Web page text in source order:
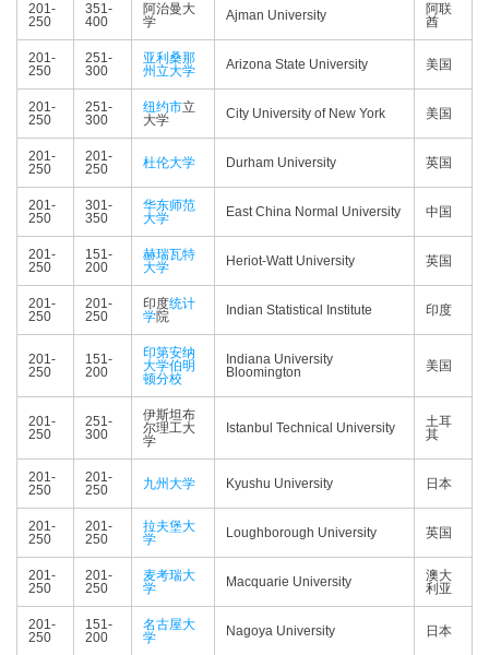
201-
250
351-
400
阿治曼大
学
Ajman University
阿联
酋
201-
250
251-
300
亚利桑那
州立大学
Arizona State University 美国
201-
250
251-
300
纽约市立
大学
City University of New York 美国
201-
250
201-
250
杜伦大学 Durham University 英国
201-
250
301-
350
华东师范
大学
East China Normal University 中国
201-
250
151-
200
赫瑞瓦特
大学
Heriot-Watt University 英国
201-
250
201-
250
印度统计
学院 Indian Statistical Institute 印度
201-
250
151-
200
印第安纳
大学伯明
顿分校
Indiana University
Bloomington
美国
201-
250
251-
300
伊斯坦布
尔理工大
学
Istanbul Technical University
土耳
其
201-
250
201-
250
九州大学 Kyushu University 日本
201-
250
201-
250
拉夫堡大
学
Loughborough University 英国
201-
250
201-
250
麦考瑞大
学
Macquarie University
澳大
利亚
201-
250
151-
200
名古屋大
学
Nagoya University 日本